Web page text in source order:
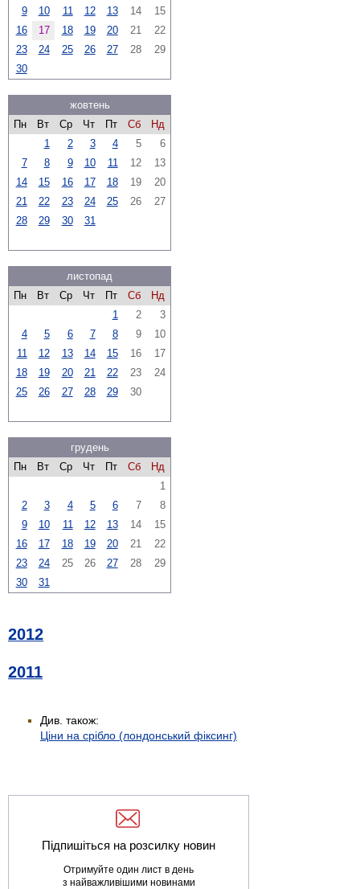
9 10 11 12 13 14
15
16
17 18 19 20 21
22
23
24 25 26 27 28
29
30
жовтень
Пн
Вт Ср Чт Пт Сб
Нд
1
2 3 4 5
6
7
8 9 10 11 12
13
14
15 16 17 18 19
20
21
22 23 24 25 26
27
28
29 30 31
листопад
Пн
Вт Ср Чт Пт Сб
Нд
1
2
3
4
5 6 7 8 9
10
11
12 13 14 15 16
17
18
19 20 21 22 23
24
25
26 27 28 29 30
грудень
Пн
Вт Ср Чт Пт Сб
Нд
1
2
3 4 5 6 7
8
9
10 11 12 13 14
15
16
17 18 19 20 21
22
23
24 25 26 27 28
29
30
31
2012
2011
Див. також:
Ціни на срібло (лондонський фіксинг)
Підпишіться на розсилку новин
Отримуйте один лист в день
з найважливішими новинами